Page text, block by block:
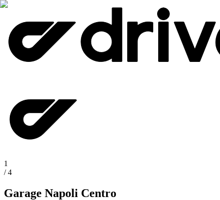
1
/4
Garage Napoli Centro